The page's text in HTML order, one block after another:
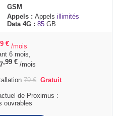
GSM
Appels : Appels illimités
Data 4G : 85 GB
€ /mois
6 mois,
,99 €/mois
79€ Gratuit
de Proximus :
ouvrables